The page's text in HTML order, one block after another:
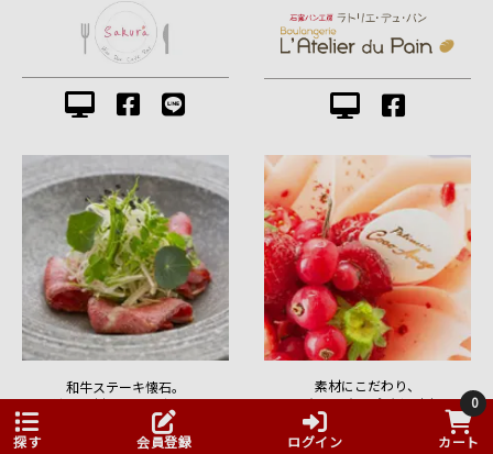
探す 会員登録 ログイン
0
カート
和牛ステーキ懐石。
一流の食材から創り出される
匠をお楽しみください。
素材にこだわり、
ひとつひとつ心を込めた
手作りパティスリー